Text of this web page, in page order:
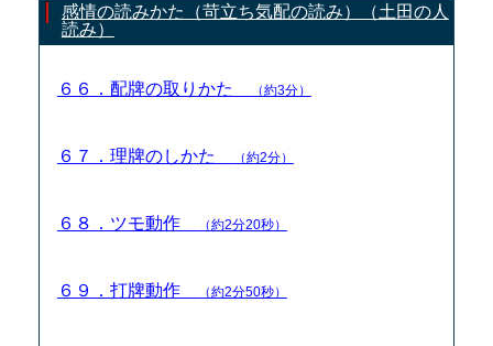
感情の読みかた（苛立ち気配の読み）（土田の人
読み）
６６．配牌の取りかた （約3分）
６７．理牌のしかた （約2分）
６８．ツモ動作 （約2分20秒）
６９．打牌動作 （約2分50秒）